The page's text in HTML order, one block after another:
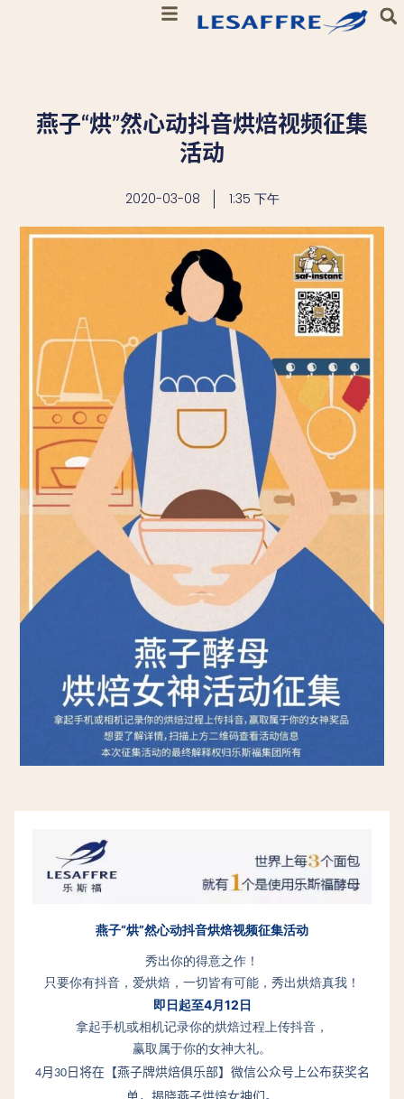
燕子“烘”然心动抖音烘焙视频征集
活动
2020-03-08 1:35 下午
燕子“烘”然心动抖音烘焙视频征集活动
秀出你的得意之作！
只要你有抖音，爱烘焙，一切皆有可能，秀出烘焙真我！
即日起至4月12日
拿起手机或相机记录你的烘焙过程上传抖音，
赢取属于你的女神大礼。
4月 30日将在【燕子牌烘焙俱乐部】微信公众号上公布获奖名